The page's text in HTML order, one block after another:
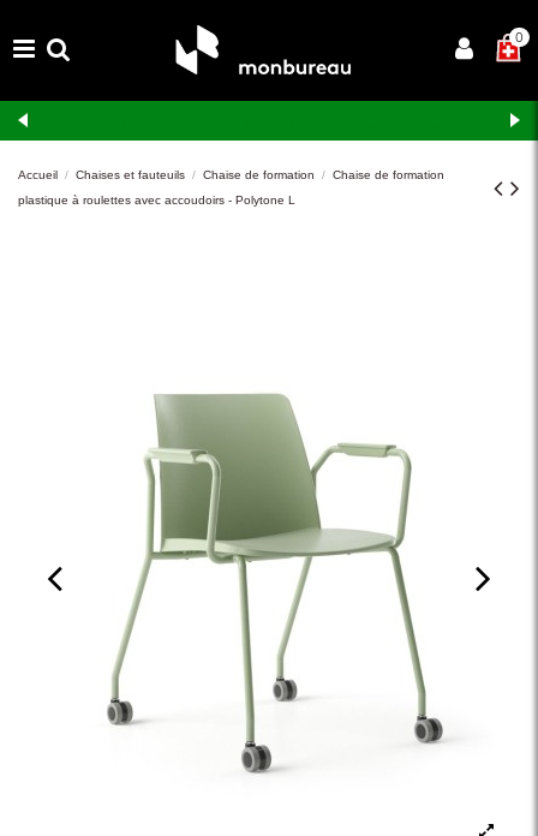
×0
Accueil Chaises et fauteuils Chaise de formation
Chaise de formation
plastique à roulettes avec accoudoirs - Polytone L